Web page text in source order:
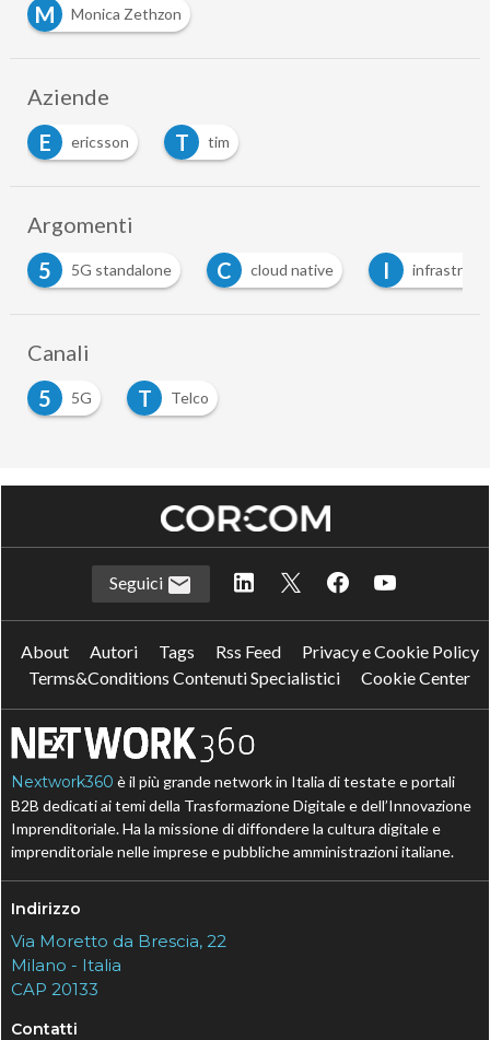
M Monica Zethzon
Aziende
E
ericsson T tim
Argomenti
5
5G standalone C cloud native I
Canali
5
5G T Telco
Seguici
About Autori Tags Rss Feed
Privacy e Cookie Policy
Terms&Conditions Contenuti Specialistici
Cookie Center
Nextwork360 è il più grande network in Italia di testate e portali
B2B dedicati ai temi della Trasformazione Digitale e dell’Innovazione
Imprenditoriale. Ha la missione di diffondere la cultura digitale e
imprenditoriale nelle imprese e pubbliche amministrazioni italiane.
Indirizzo
Via Moretto da Brescia, 22
Milano - Italia
CAP 20133
Contatti